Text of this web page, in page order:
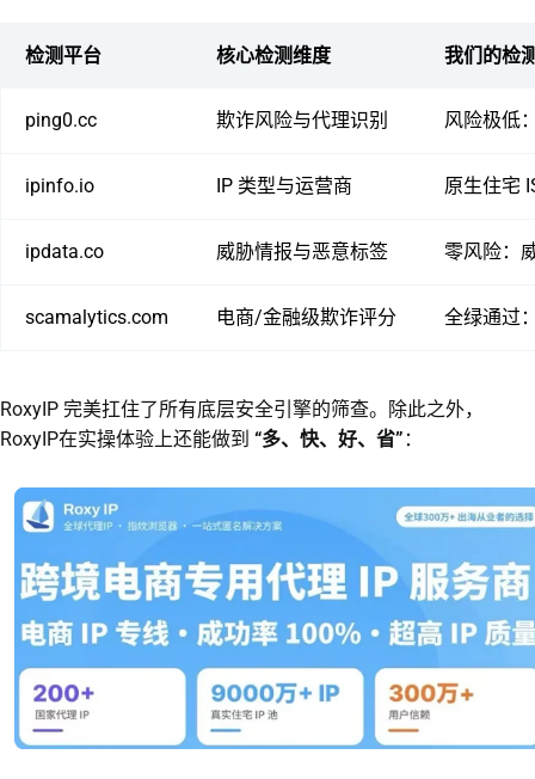
检测平台 核心检测维度 我们的检
ping0.cc 欺诈风险与代理识别 风险极低
ipinfo.io IP 类型与运营商 原生住宅
ipdata.co 威胁情报与恶意标签 零风险：
scamalytics.com 电商/金融级欺诈评分 全绿通过
RoxyIP 完美扛住了所有底层安全引擎的筛查。除此之外，
RoxyIP在实操体验上还能做到 “多、快、好、省” ：